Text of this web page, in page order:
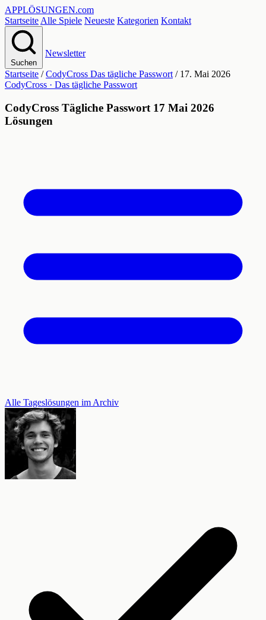
APPLÖSUNGEN.com
Startseite Alle Spiele Neueste Kategorien Kontakt
Suchen
Newsletter
Startseite / CodyCross Das tägliche Passwort / 17. Mai 2026
CodyCross · Das tägliche Passwort
CodyCross Tägliche Passwort 17 Mai 2026
Lösungen
Alle Tageslösungen im Archiv